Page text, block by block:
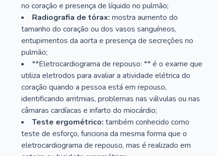
no coração e presença de líquido no pulmão;
Radiografia de tórax: mostra aumento do
tamanho do coração ou dos vasos sanguíneos,
entupimentos da aorta e presença de secreções no
pulmão;
**Eletrocardiograma de repouso: ** é o exame que
utiliza eletrodos para avaliar a atividade elétrica do
coração quando a pessoa está em repouso,
identificando arritmias, problemas nas válvulas ou nas
câmaras cardíacas e infarto do miocárdio;
Teste ergométrico: também conhecido como
teste de esforço, funciona da mesma forma que o
eletrocardiograma de repouso, mas é realizado em